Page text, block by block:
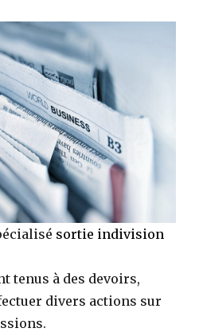
sortie indivision
tenus à des devoirs,
divers actions sur